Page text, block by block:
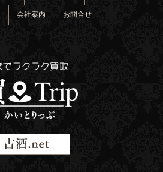
会社案内 お問合せ